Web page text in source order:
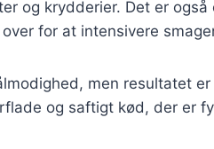
og krydderier. Det er også
for at intensivere
men resultatet
og saftigt kød, der er